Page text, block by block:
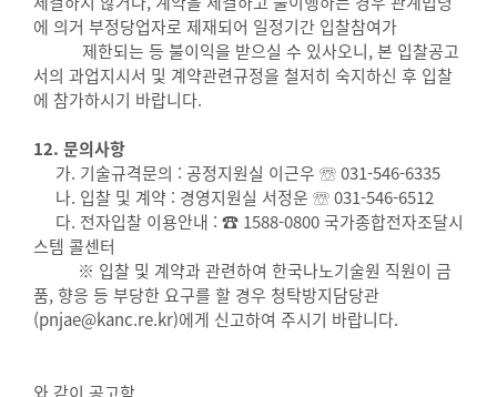
에 의거 부정당업자로 제재되어 일정기간 입찰참여가
제한되는 등 불이익을 받으실 수 있사오니, 본 입찰공고
서의 과업지시서 및 계약관련규정을 철저히 숙지하신 후 입찰
에 참가하시기 바랍니다.
12. 문의사항
가. 기술규격문의 : 공정지원실 이근우 ☏ 031-546-6335
나. 입찰 및 계약 : 경영지원실 서정운 ☏ 031-546-6512
다. 전자입찰 이용안내 : ☎ 1588-0800 국가종합전자조달시
스템 콜센터
※ 입찰 및 계약과 관련하여 한국나노기술원 직원이 금
품, 향응 등 부당한 요구를 할 경우 청탁방지담당관
(pnjae@kanc.re.kr)에게 신고하여 주시기 바랍니다.